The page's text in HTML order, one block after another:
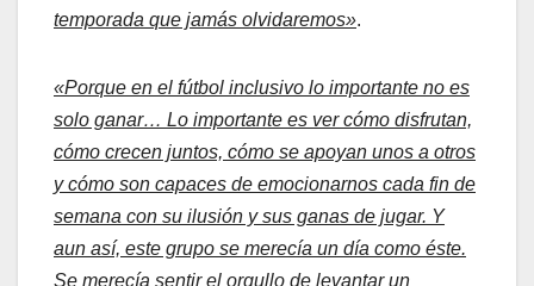
temporada que jamás olvidaremos».
«Porque en el fútbol inclusivo lo importante no es
solo ganar… Lo importante es ver cómo disfrutan,
cómo crecen juntos, cómo se apoyan unos a otros
y cómo son capaces de emocionarnos cada fin de
semana con su ilusión y sus ganas de jugar. Y
aun así, este grupo se merecía un día como éste.
Se merecía sentir el orgullo de levantar un